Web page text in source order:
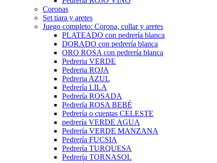
Coronas
Set tiara y aretes
Juego completo: Corona, collar y aretes
PLATEADO con pedrería blanca
DORADO con pedrería blanca
ORO ROSA con pedrería blanca
Pedreria VERDE
Pedreria ROJA
Pedreria AZUL
Pedrería LILA
Pedrería ROSADA
Pedrería ROSA BEBÉ
Pedrería o cuentas CELESTE
pedrería VERDE AGUA
Pedrería VERDE MANZANA
Pedrería FUCSIA
Pedrería TURQUESA
Pedrería TORNASOL